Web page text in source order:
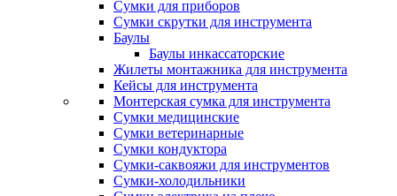
Сумки для приборов
Сумки скрутки для инструмента
Баулы
Баулы инкассаторские
Жилеты монтажника для инструмента
Кейсы для инструмента
Монтерская сумка для инструмента
Сумки медицинские
Сумки ветеринарные
Сумки кондуктора
Сумки-саквояжи для инструментов
Сумки-холодильники